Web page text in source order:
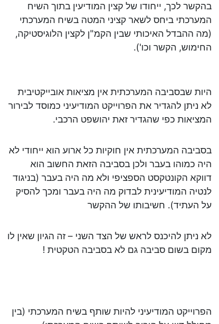
בהקשר לכך, ייחודו של קצין המודיעין בתוך השיח
המערכתי ביחס לשאר קציני המטה בשיח המערכתי
(מה ההבדל האיכותי שבין הקמ"ן לקצין הלוגיסטיקה,
החימוש, הקשר וכו').
היות שבסביבה המערכתית אין מציאות אובייקטיבית
לא ניתן להגדיר את הפרוייקט המודיעיני כמוסד לבירור
המציאות כפי שהגדיר זאת יהושפט הרכבי.
בסביבה המערכתית אין חוקיות כל ארוע הוא ייחודי לא
היה כמוהו בעבר ולכן בסביבה הזאת החשוב הוא
דווקא הקונטקסט הספציפי ולא מה היה בעבר (בניגוד
לנטיה המודיעינית לבדוק מה היה בעבר ומכך להסיק
על העתיד). חשיבותו של ההקשר
לא ניתן להיכנס לראש של הצד השני – זה הגיון שאין לו
מקום בשום סביבה גם לא בסביבה הטקטית !
הפרוייקט המודיעיני להיות שותף בשיח המערכתי (בין